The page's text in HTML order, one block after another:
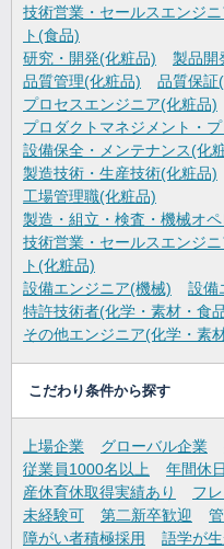
技術営業・セールスエンジ
ト(食品)
研究・開発(化粧品)
製品開
品質管理(化粧品)
品質保証
プロセスエンジニア(化粧品)
プロダクトマネジメント・
設備保全・メンテナンス(化
製造技術・生産技術(化粧品)
工場管理職(化粧品)
製造・組立・検査・機械オ
技術営業・セールスエンジ
ト(化粧品)
設備エンジニア(機械)
設備
特許技術者(化学・素材・食
その他エンジニア(化学・素
こだわり条件から探す
上場企業 グローバル企業
従業員1000名以上
年間休
産休育休取得実績あり
フ
未経験可
第二新卒歓迎
障がい者積極採用
語学が